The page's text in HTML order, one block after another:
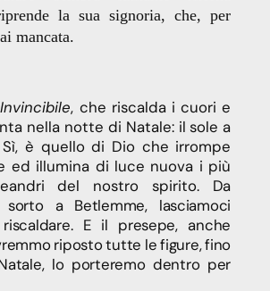
la sua signoria, che, per
mancata.
, che riscalda i cuori e
nella notte di Natale: il sole a
Sì, è quello di Dio che irrompe
ed illumina di luce nuova i più
del nostro spirito. Da
a Betlemme, lasciamoci
E il presepe, anche
riposto tutte le figure, fino
lo porteremo dentro per